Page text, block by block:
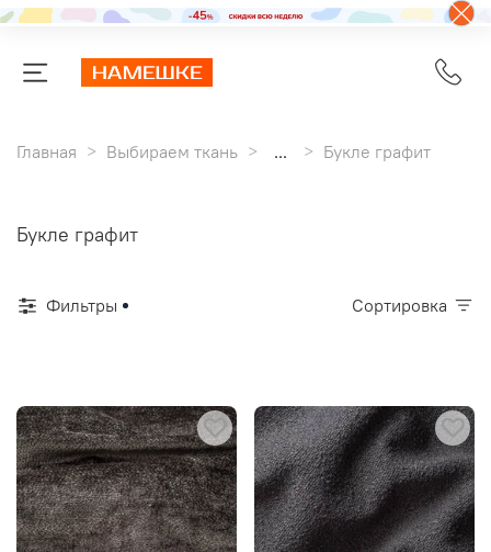
Главная Выбираем ткань ... Букле графит
Букле графит
Фильтры Сортировка